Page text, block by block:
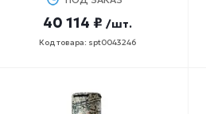
40 114 ₽ /шт.
Код товара: spt0043246